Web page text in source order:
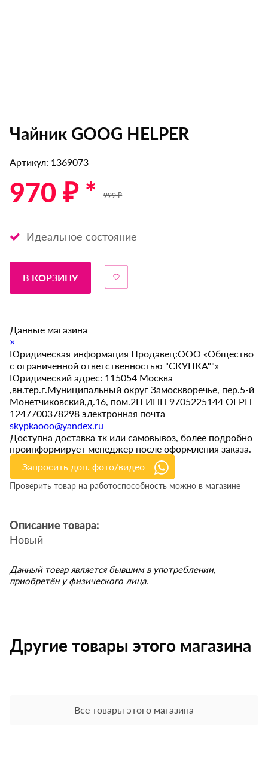
Чайник GOOG HELPER
Артикул: 1369073
970 ₽ * 999 ₽
Идеальное состояние
В КОРЗИНУ
Данные магазина
×
Юридическая информация Продавец:ООО «Общество
с ограниченной ответственностью "СКУПКА""»
Юридический адрес: 115054 Москва
,вн.тер.г.Муниципальный округ Замоскворечье, пер.5-й
Монетчиковский,д.16, пом.2П ИНН 9705225144 ОГРН
1247700378298 электронная почта
skypkaooo@yandex.ru
Доступна доставка тк или самовывоз, более подробно
проинформирует менеджер после оформления заказа.
Запросить доп. фото/видео
Проверить товар на работоспособность можно в магазине
Описание товара:
Новый
Данный товар является бывшим в употреблении,
приобретён у физического лица.
Другие товары этого магазина
Все товары этого магазина